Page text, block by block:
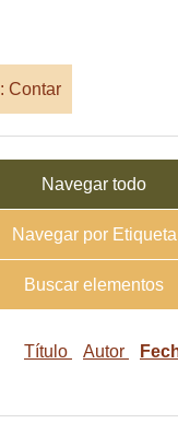
Contar
Navegar todo
Navegar por Etiqueta
Buscar elementos
Título Autor